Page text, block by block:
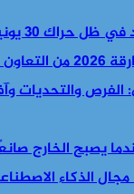
يونيو في جنوب أفريقيا
معا
الفرص والتحديات
يصبح الخارج
الذكاء